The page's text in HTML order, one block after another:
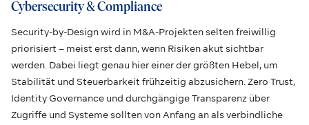
Cybersecurity & Compliance
Security-by-Design wird in M&A-Projekten selten freiwillig
priorisiert – meist erst dann, wenn Risiken akut sichtbar
werden. Dabei liegt genau hier einer der größten Hebel, um
Stabilität und Steuerbarkeit frühzeitig abzusichern. Zero Trust,
Identity Governance und durchgängige Transparenz über
Zugriffe und Systeme sollten von Anfang an als verbindliche